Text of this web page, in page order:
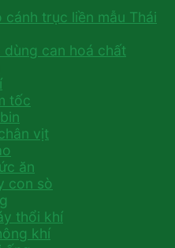
cánh trục liền mẫu Thái
dùng can hoá chất
tốc
vịt
ăn
con sò
thổi khí
khí